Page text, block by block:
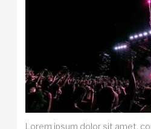
Lorem ipsum dolor sit amet,